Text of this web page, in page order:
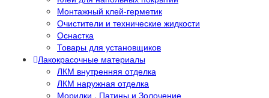
Монтажный клей-герметик
Очистители и технические жидкости
Оснастка
Товары для установщиков
Лакокрасочные материалы
ЛКМ внутренняя отделка
ЛКМ наружная отделка
Морилки , Патины и Золочение